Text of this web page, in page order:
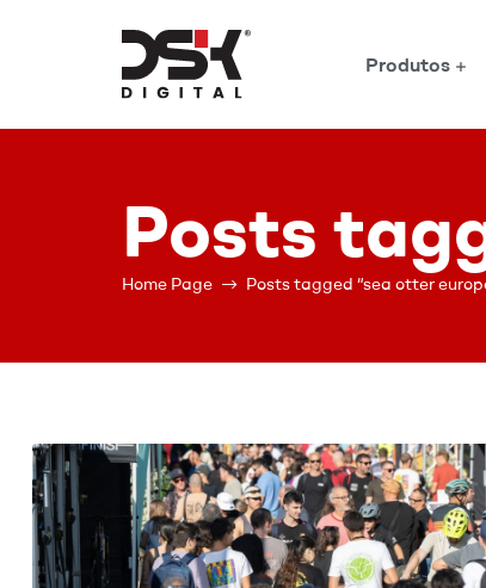
DSK
Produtos
Posts
Home Page Posts tagged “sea otter